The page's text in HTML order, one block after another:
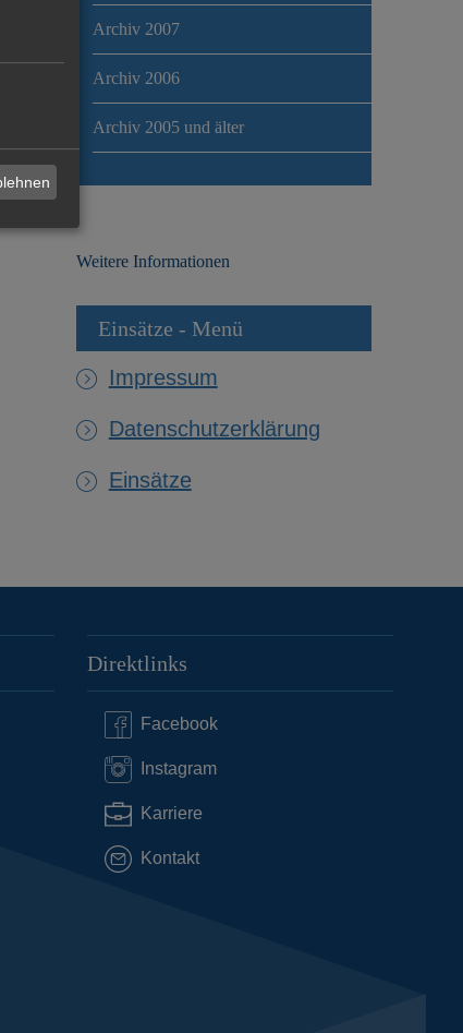
Archiv 2007
Archiv 2006
Archiv 2005 und älter
Weitere Informationen
Einsätze - Menü
Impressum
Datenschutzerklärung
Einsätze
Direktlinks
Facebook
Instagram
Karriere
Kontakt